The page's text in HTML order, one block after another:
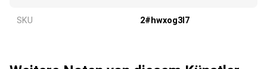
SKU 2#hwxog3l7